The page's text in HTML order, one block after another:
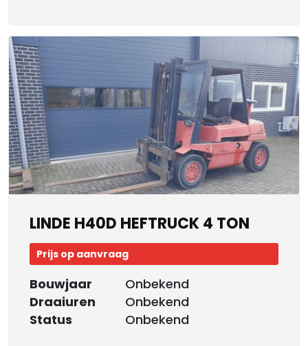
LINDE H40D HEFTRUCK 4 TON
Prijs op aanvraag
Bouwjaar
Onbekend
Draaiuren
Onbekend
Status
Onbekend